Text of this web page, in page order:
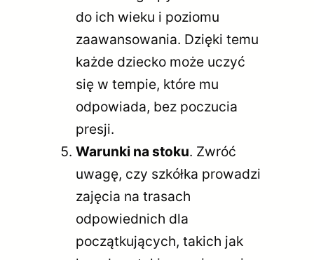
do ich wieku i poziomu
zaawansowania. Dzięki temu
każde dziecko może uczyć
się w tempie, które mu
odpowiada, bez poczucia
presji.
Warunki na stoku. Zwróć
uwagę, czy szkółka prowadzi
zajęcia na trasach
odpowiednich dla
początkujących, takich jak